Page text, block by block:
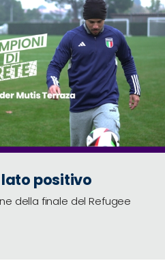
positivo
della finale del Refugee